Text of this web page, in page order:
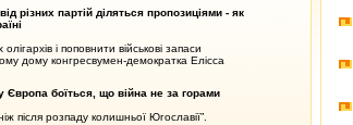
різних партій діляться пропозиціями - як
і поповнити військові запаси
дому конгресвумен-демократка Елісса
Європа боїться, що війна не за горами
після розпаду колишньої Югославії”.